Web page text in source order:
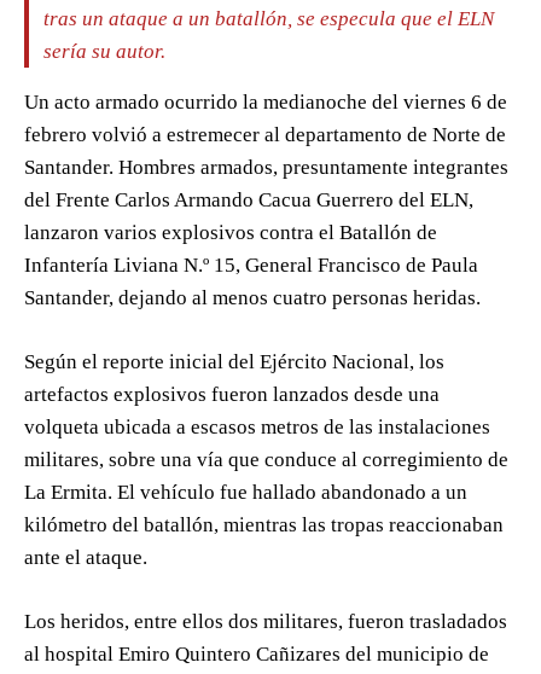
tras un ataque a un batallón, se especula que el ELN
sería su autor.
Un acto armado ocurrido la medianoche del viernes 6 de
febrero volvió a estremecer al departamento de Norte de
Santander. Hombres armados, presuntamente integrantes
del Frente Carlos Armando Cacua Guerrero del ELN,
lanzaron varios explosivos contra el Batallón de
Infantería Liviana N.º 15, General Francisco de Paula
Santander, dejando al menos cuatro personas heridas.
Según el reporte inicial del Ejército Nacional, los
artefactos explosivos fueron lanzados desde una
volqueta ubicada a escasos metros de las instalaciones
militares, sobre una vía que conduce al corregimiento de
La Ermita. El vehículo fue hallado abandonado a un
kilómetro del batallón, mientras las tropas reaccionaban
ante el ataque.
Los heridos, entre ellos dos militares, fueron trasladados
al hospital Emiro Quintero Cañizares del municipio de